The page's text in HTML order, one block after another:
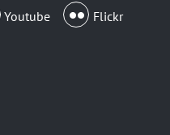
Youtube Flickr